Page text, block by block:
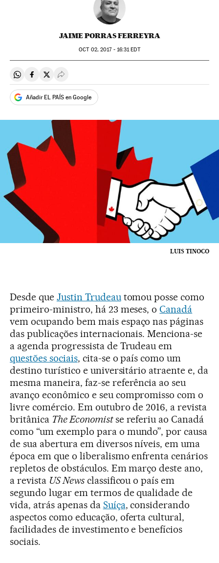
JAIME PORRAS FERREYRA
OCT02, 2017 - 16:31EDT
Compartir en Whatsapp
Compartir en Facebook
Compartir en Twitter
Desplegar Redes Sociales
Añadir EL PAÍS en Google
LUIS TINOCO
Desde que Justin Trudeautomou posse como
primeiro-ministro, há 23 meses, oCanadá
vem ocupando bem mais espaço nas páginas
das publicações internacionais. Menciona-se
a agenda progressista de Trudeau em
questões sociais, cita-se o país como um
destino turístico e universitário atraente e, da
mesma maneira, faz-se referência ao seu
avanço econômico e seu compromisso com o
livre comércio. Em outubro de 2016, a revista
britânica The Economistse referiu ao Canadá
como “um exemplo para o mundo”, por causa
de sua abertura em diversos níveis, em uma
época em que o liberalismo enfrenta cenários
repletos de obstáculos. Em março deste ano,
a revista US Newsclassificou o país em
segundo lugar em termos de qualidade de
vida, atrás apenas da Suíça, considerando
aspectos como educação, oferta cultural,
facilidades de investimento e benefícios
sociais.